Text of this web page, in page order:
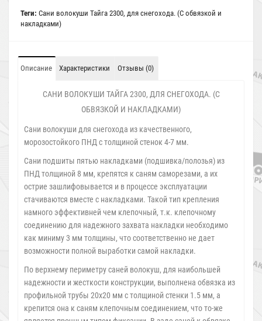
Теги: Сани волокуши Тайга 2300, для снегохода. (С обвязкой и
накладками)
Описание Характеристики Отзывы (0)
САНИ ВОЛОКУШИ ТАЙГА 2300, ДЛЯ СНЕГОХОДА. (С
ОБВЯЗКОЙ И НАКЛАДКАМИ)
Сани волокуши для снегохода из качественного,
морозостойкого ПНД с толщиной стенок 4-7 мм.
Сани подшиты пятью накладками (подшивка/полозья) из
ПНД толщиной 8 мм, крепятся к саням саморезами, а их
острие зашлифовывается и в процессе эксплуатации
стачиваются вместе с накладками. Такой тип крепления
намного эффективней чем клепочный, т.к. клепочному
соединению для надежного захвата накладки необходимо
как миниму 3 мм толщины, что соответственно не дает
возможности полной выработки самой накладки.
По верхнему периметру саней волокуш, для наибольшей
надежности и жесткости конструкции, выполнена обвязка из
профильной трубы 20х20 мм с толщиной стенки 1.5 мм, а
крепится она к саням клепочным соединением, что то-же